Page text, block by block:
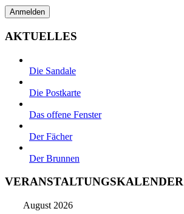
AKTUELLES
Die Sandale
Die Postkarte
Das offene Fenster
Der Fächer
Der Brunnen
VERANSTALTUNGSKALENDER
August 2026